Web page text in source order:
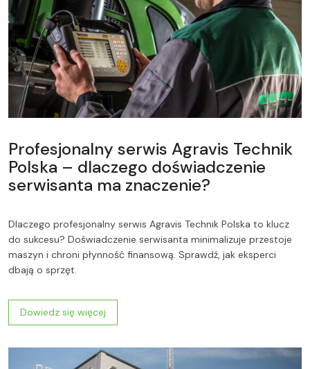
Profesjonalny serwis Agravis Technik
Polska – dlaczego doświadczenie
serwisanta ma znaczenie?
Dlaczego profesjonalny serwis Agravis Technik Polska to klucz
do sukcesu? Doświadczenie serwisanta minimalizuje przestoje
maszyn i chroni płynność finansową. Sprawdź, jak eksperci
dbają o sprzęt.
Dowiedz się więcej